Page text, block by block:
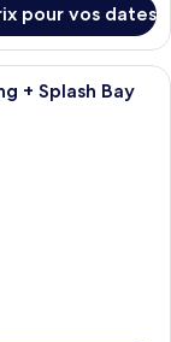
pour vos dates
d'oie, minibar,
+ Splash Bay